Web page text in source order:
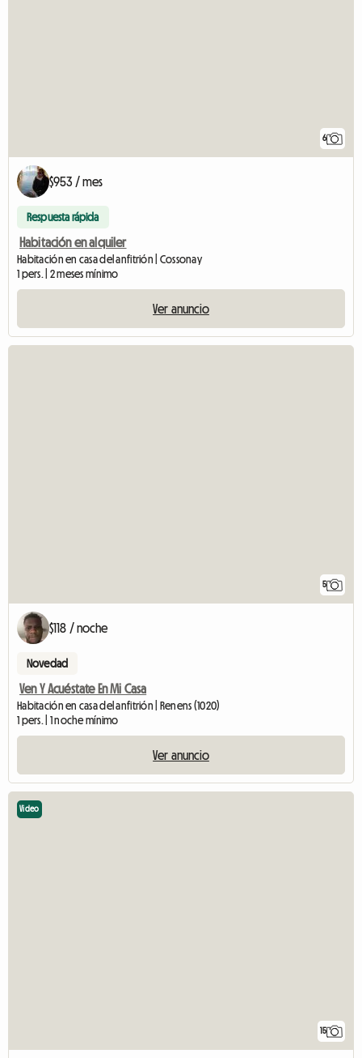
6
$953 / mes
Respuesta rápida
Habitación en alquiler
Habitación en casa del anfitrión | Cossonay
1 pers. | 2 meses mínimo
Ver anuncio
5
$118 / noche
Novedad
Ven Y Acuéstate En Mi Casa
Habitación en casa del anfitrión | Renens (1020)
1 pers. | 1 noche mínimo
Ver anuncio
15
Video